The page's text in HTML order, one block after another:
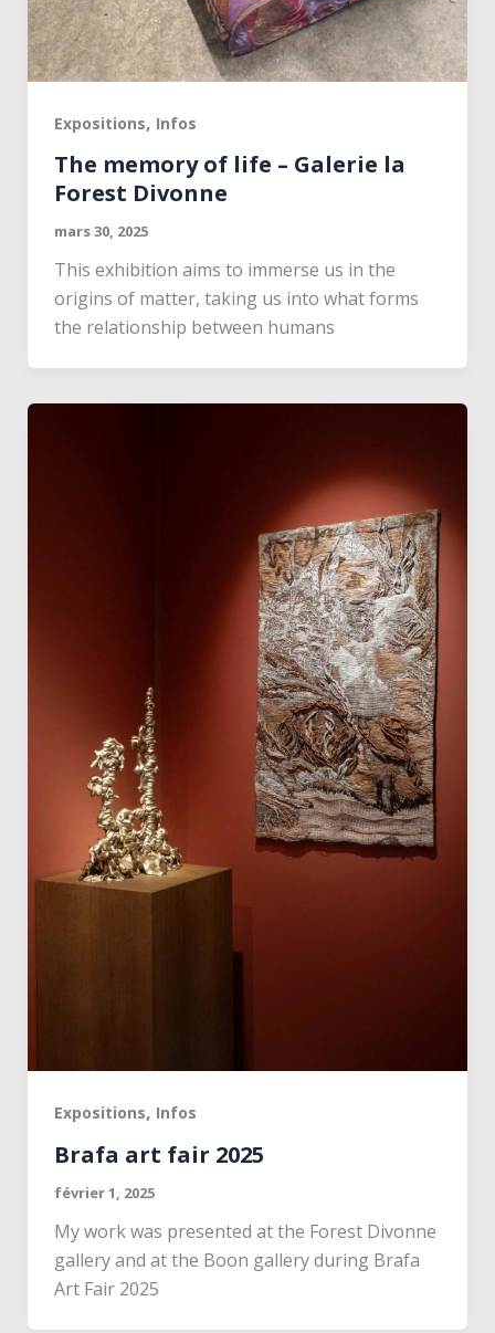
Expositions, Infos
The memory of life – Galerie la
Forest Divonne
mars 30, 2025
This exhibition aims to immerse us in the
origins of matter, taking us into what forms
the relationship between humans
Expositions, Infos
Brafa art fair 2025
février 1, 2025
My work was presented at the Forest Divonne
gallery and at the Boon gallery during Brafa
Art Fair 2025